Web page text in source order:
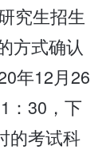
究生招生
方式确认
年12月26
：30，下
的考试科